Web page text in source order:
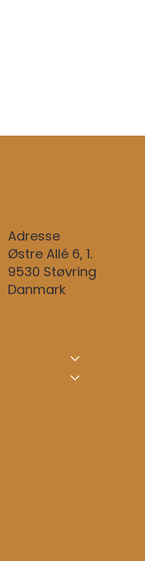
Adresse
Østre Allé 6, 1.
9530 Støvring
Danmark